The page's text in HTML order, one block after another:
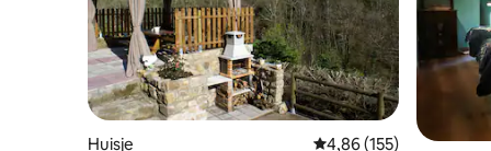
Huisje Gemiddelde
4,86 (155)